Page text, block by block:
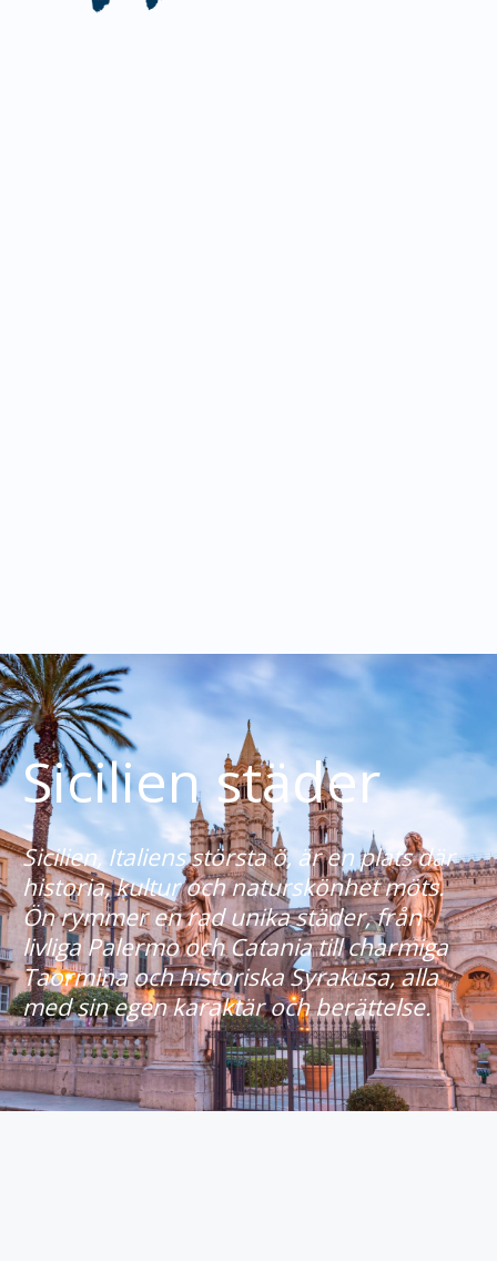
Sicilien städer
Sicilien, Italiens största ö, är en plats där
historia, kultur och naturskönhet möts.
Ön rymmer en rad unika städer, från
livliga Palermo och Catania till charmiga
Taormina och historiska Syrakusa, alla
med sin egen karaktär och berättelse.